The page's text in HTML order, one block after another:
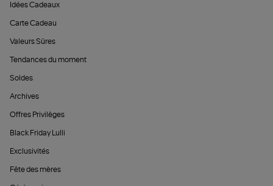
Idées Cadeaux
Carte Cadeau
Valeurs Sûres
Tendances du moment
Soldes
Archives
Offres Privilèges
Black Friday Lulli
Exclusivités
Fête des mères